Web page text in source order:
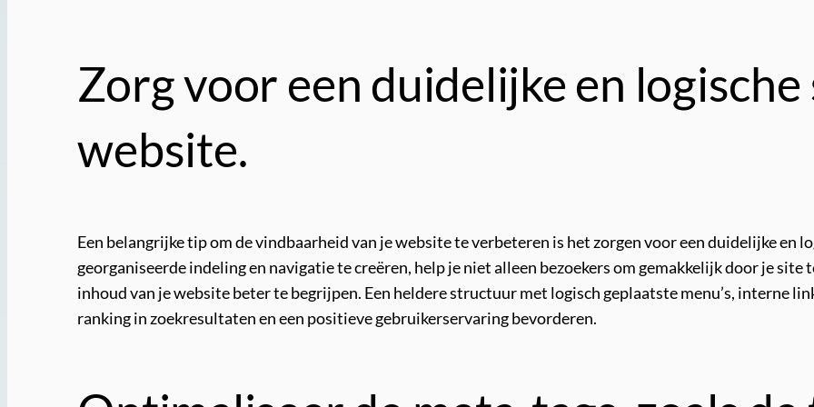
Zorg voor een duidelijke en
website.
Een belangrijke tip om de vindbaarheid van je website te verbeteren is het zorgen voor een duidelijke en
georganiseerde indeling en navigatie te creëren, help je niet alleen bezoekers om gemakkelijk door je site
inhoud van je website beter te begrijpen. Een heldere structuur met logisch geplaatste menu’s, interne
ranking in zoekresultaten en een positieve gebruikerservaring bevorderen.